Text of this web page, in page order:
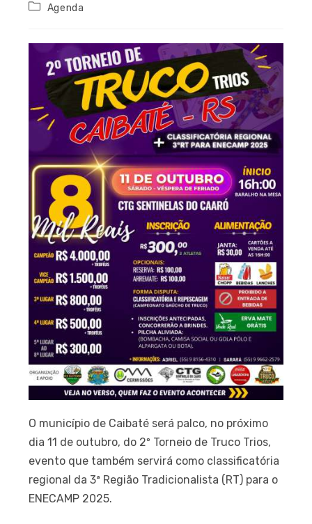
Agenda
O município de Caibaté será palco, no próximo
dia 11 de outubro, do 2º Torneio de Truco Trios,
evento que também servirá como classificatória
regional da 3ª Região Tradicionalista (RT) para o
ENECAMP 2025.